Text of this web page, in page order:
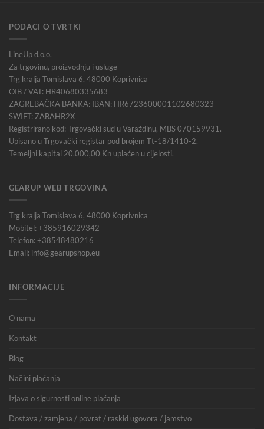
PODACI O TVRTKI
LineUp d.o.o.
Za trgovinu, proizvodnju i usluge
Trg kralja Tomislava 6, 48000 Koprivnica
OIB / VAT: HR40680335683
ZAGREBAČKA BANKA: IBAN: HR6723600001102680323
SWIFT: ZABAHR2X
Registrirano kod: Trgovački sud u Varaždinu, MBS 070159931.
Upisano u Trgovački registar pod brojem Tt-18/1410-2.
Temeljni kapital 20.000,00 Kn uplaćen u cijelosti.
GEARUP WEB TRGOVINA
Trg kralja Tomislava 6, 48000 Koprivnica
Mobitel: +385916029342
Telefon: +38548480216
Email: info@gearupshop.eu
INFORMACIJE
O nama
Kontakt
Blog
Načini plaćanja
Izjava o sigurnosti online plaćanja
Dostava / zamjena / povrat / raskid ugovora / jamstvo